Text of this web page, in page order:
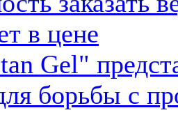
в цене
Gel"
борьбы с